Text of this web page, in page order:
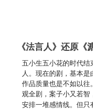
《法言人》还原
五小生五小花的时代
人。现在的剧，基本
作品质量也是不如以
观全剧，案子小又若
安排一堆感情线。但